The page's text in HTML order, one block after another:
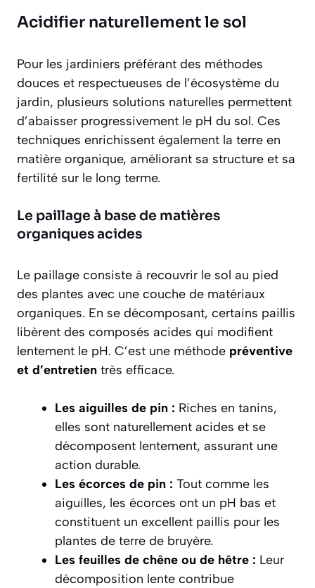
Acidifier naturellement le sol
Pour les jardiniers préférant des méthodes
douces et respectueuses de l’écosystème du
jardin, plusieurs solutions naturelles permettent
d’abaisser progressivement le pH du sol. Ces
techniques enrichissent également la terre en
matière organique, améliorant sa structure et sa
fertilité sur le long terme.
Le paillage à base de matières
organiques acides
Le paillage consiste à recouvrir le sol au pied
des plantes avec une couche de matériaux
organiques. En se décomposant, certains paillis
libèrent des composés acides qui modifient
lentement le pH. C’est une méthode préventive
et d’entretien très efficace.
Les aiguilles de pin : Riches en tanins,
elles sont naturellement acides et se
décomposent lentement, assurant une
action durable.
Les écorces de pin : Tout comme les
aiguilles, les écorces ont un pH bas et
constituent un excellent paillis pour les
plantes de terre de bruyère.
Les feuilles de chêne ou de hêtre : Leur
décomposition lente contribue